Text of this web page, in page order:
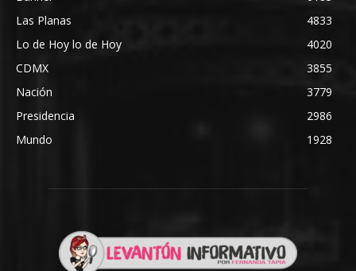
Las Planas
4833
Lo de Hoy lo de Hoy
4020
CDMX
3855
Nación
3779
Presidencia
2986
Mundo
1928